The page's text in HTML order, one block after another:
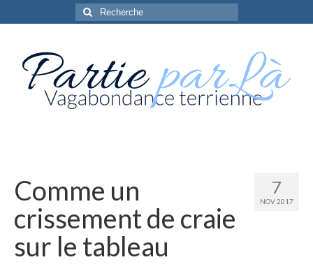
Rechercher
:
7
NOV 2017
Comme un
crissement de craie
sur le tableau